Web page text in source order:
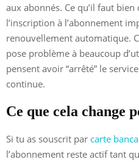
aux abonnés. Ce qu’il faut bien
l’inscription à l’abonnement
renouvellement automatique.
pose problème à beaucoup
pensent avoir “arrêté” le
continue.
Ce que cela change
Si tu as souscrit par carte
l’abonnement reste actif tant